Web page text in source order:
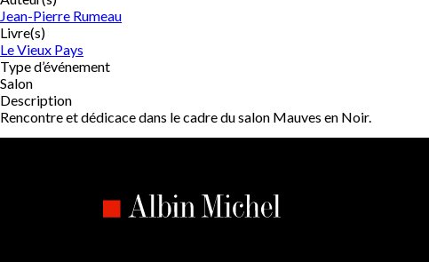
Jean-Pierre Rumeau
Livre(s)
Le Vieux Pays
Type d’événement
Salon
Description
Rencontre et dédicace dans le cadre du salon Mauves en Noir.